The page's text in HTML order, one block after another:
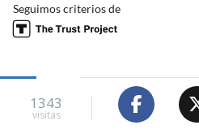
Seguimos criterios de
1343
visitas